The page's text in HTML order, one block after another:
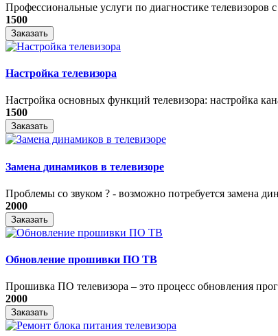
Профессиональные услуги по диагностике телевизоров
1500
Заказать
Настройка телевизора
Настройка основных функций телевизора: настройка
1500
Заказать
Замена динамиков в телевизоре
Проблемы со звуком ? - возможно потребуется замена
2000
Заказать
Обновление прошивки ПО ТВ
Прошивка ПО телевизора – это процесс обновления
2000
Заказать